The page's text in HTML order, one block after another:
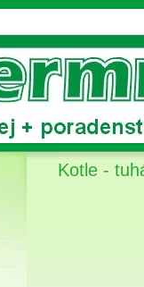
Kotle -